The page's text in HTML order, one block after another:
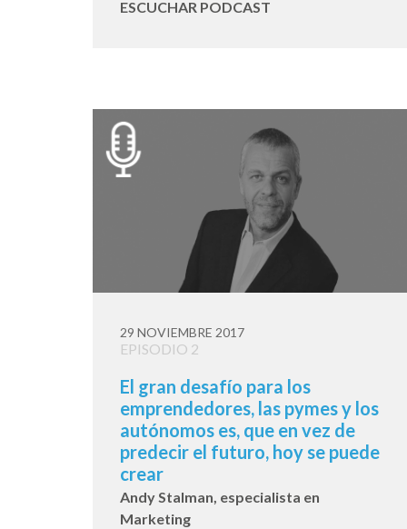
ESCUCHAR PODCAST
29 NOVIEMBRE 2017
EPISODIO 2
El gran desafío para los
emprendedores, las pymes y los
autónomos es, que en vez de
predecir el futuro, hoy se puede
crear
Andy Stalman, especialista en
Marketing